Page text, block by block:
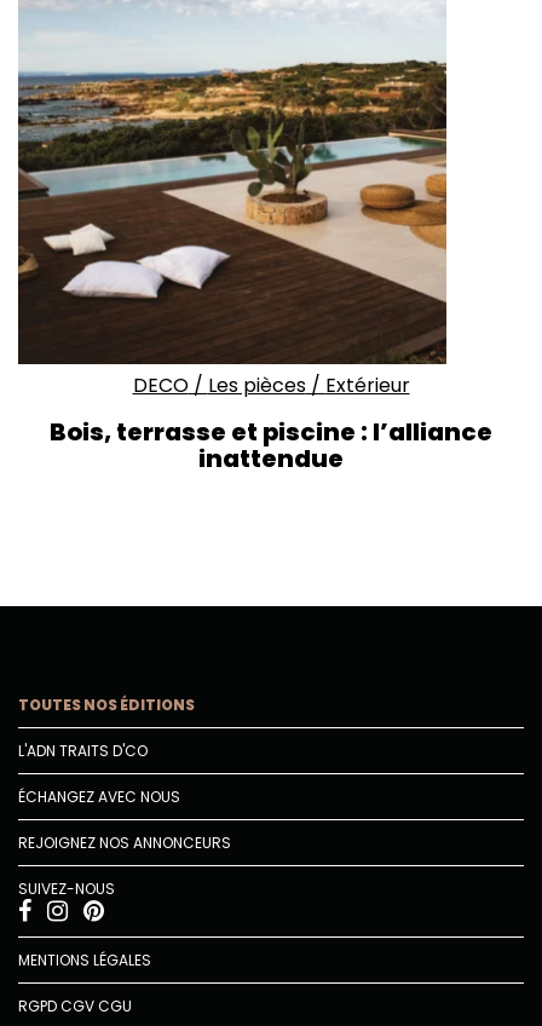
DECO/ Les pièces/ Extérieur
Bois, terrasse et piscine : l’alliance
inattendue
TOUTES NOS ÉDITIONS
L'ADN TRAITS D'CO
ÉCHANGEZ AVEC NOUS
REJOIGNEZ NOS ANNONCEURS
SUIVEZ-NOUS
MENTIONS LÉGALES
RGPDCGVCGU